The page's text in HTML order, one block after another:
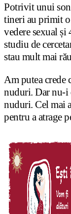
Potrivit unui
tineri au primit
vedere sexual și
studiu de
stau mult mai
Am putea crede
nuduri. Dar nu-i
nuduri. Cel mai
pentru a atrage